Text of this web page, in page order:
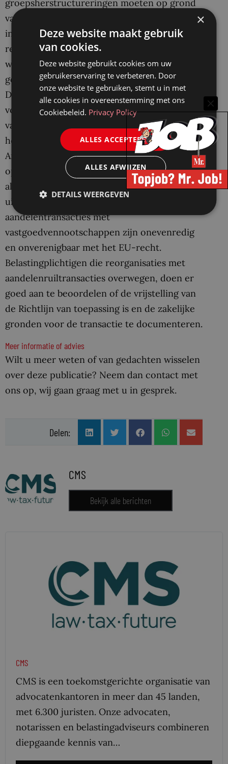
groepsherstructureringen moeten op grond
van het EU-recht zijn vrijgesteld van
indirecte belastingen — ook als nationale
regels “door de aandelen heen kijken” naar de
waarde van het onderliggende onroerend
goed.
De Nederlandse overdrachtsbelastingregels
voor aandelenverwervingen in
vastgoedlichamen moeten mogelijk worden
herzien in het licht van dit arrest.
Antimisbruikmaatregelen moeten gericht zijn
op concrete aanwijzingen van misbruik —
algemene vermoedens die “zonder
uitzondering” van toepassing zijn op alle
aandelentransacties met
vastgoedvennootschappen zijn onevenredig
en onverenigbaar met het EU-recht.
Belastingplichtigen die reorganisaties met
aandelenruiltransacties overwegen, doen er
goed aan te beoordelen of de vrijstelling van
de Richtlijn van toepassing is en de zakelijke
gronden voor de transactie te documenteren.
Meer informatie of advies
Wilt u meer weten of van gedachten wisselen
over deze publicatie? Neem dan contact met
ons op, wij gaan graag met u in gesprek.
Delen:
CMS
Bekijk alle berichten
CMS
CMS is een toekomstgerichte organisatie van
advocatenkantoren in meer dan 45 landen,
met 6.300 juristen. Onze advocaten,
notarissen en belastingadviseurs combineren
diepgaande kennis van…
×
Deze website maakt gebruik
van cookies.
Deze website gebruikt cookies om uw
gebruikerservaring te verbeteren. Door
onze website te gebruiken, stemt u in met
alle cookies in overeenstemming met ons
Cookiebeleid. Privacy Policy
ALLES ACCEPTEREN
ALLES AFWIJZEN
DETAILS WEERGEVEN